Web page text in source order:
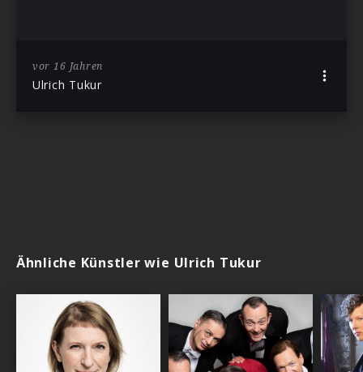
vor 16 Jahren
Ulrich Tukur
Ähnliche Künstler wie Ulrich Tukur